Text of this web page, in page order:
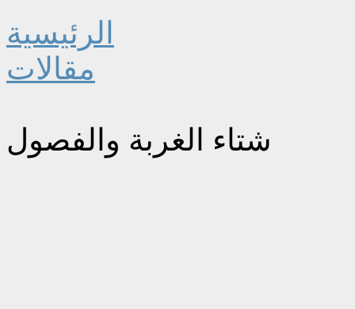
الرئيسية
مقالات
شتاء الغربة والفصول